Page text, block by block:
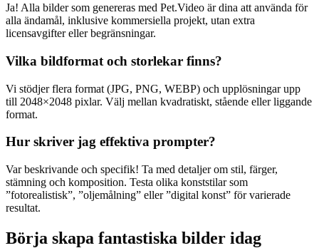
Ja! Alla bilder som genereras med Pet.Video är dina att använda för
alla ändamål, inklusive kommersiella projekt, utan extra
licensavgifter eller begränsningar.
Vilka bildformat och storlekar finns?
Vi stödjer flera format (JPG, PNG, WEBP) och upplösningar upp
till 2048×2048 pixlar. Välj mellan kvadratiskt, stående eller liggande
format.
Hur skriver jag effektiva prompter?
Var beskrivande och specifik! Ta med detaljer om stil, färger,
stämning och komposition. Testa olika konststilar som
”fotorealistisk”, ”oljemålning” eller ”digital konst” för varierade
resultat.
Börja skapa fantastiska bilder idag